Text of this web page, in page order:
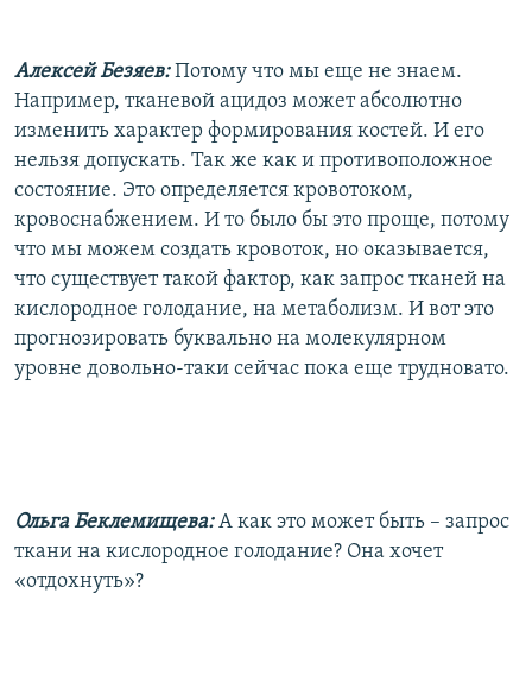
Алексей Безяев:Потому что мы еще не знаем.
Например, тканевой ацидоз может абсолютно
изменить характер формирования костей. И его
нельзя допускать. Так же как и противоположное
состояние. Это определяется кровотоком,
кровоснабжением. И то было бы это проще, потому
что мы можем создать кровоток, но оказывается,
что существует такой фактор, как запрос тканей на
кислородное голодание, на метаболизм. И вот это
прогнозировать буквально на молекулярном
уровне довольно-таки сейчас пока еще трудновато.
Ольга Беклемищева:А как это может быть – запрос
ткани на кислородное голодание? Она хочет
«отдохнуть»?